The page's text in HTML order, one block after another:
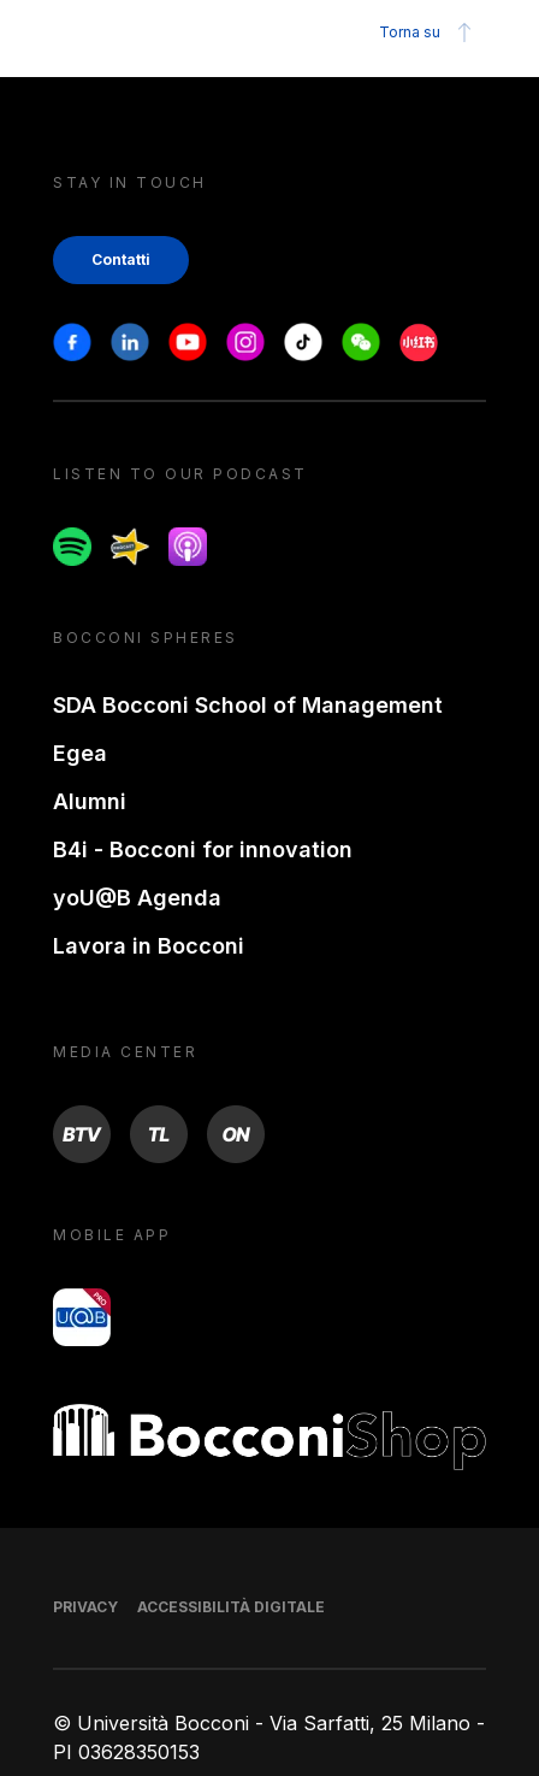
Torna su
STAY IN TOUCH
Contatti
Stay in touch
FacebookLinkedinYoutubeInstagram
Tiktok WeechatXiaohongshu/
LISTEN TO OUR PODCAST
SpotifySpreakerApple podcast
BOCCONI SPHERES
SDA Bocconi School of Management
Egea
Alumni
B4i - Bocconi for innovation
yoU@B Agenda
Lavora in Bocconi
MEDIA CENTER
BTV TL ON
MOBILE APP
yoU@B
Bocconi shop
© Università Bocconi - Via Sarfatti, 25 Milano -
PI 03628350153
Piè di pagina
PRIVACY ACCESSIBILITÀ DIGITALE